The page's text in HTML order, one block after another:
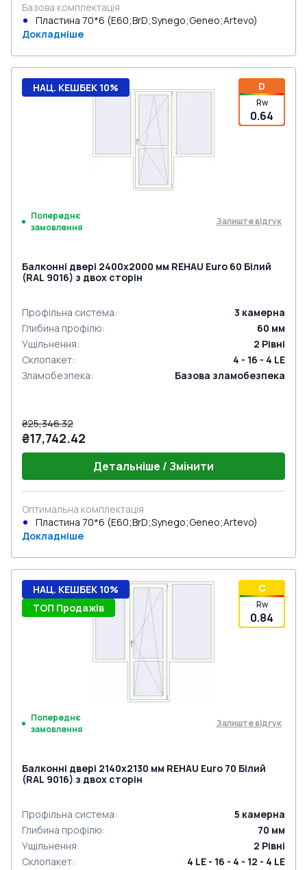
Базова комплектація
Пластина 70*6 (E60;BrD;Synego;Geneo;Artevo)
Докладніше
D
Rw
0.64
НАЦ. КЕШБЕК 10%
Попереднє
замовлення
Залиште відгук
Балконні двері 2400x2000 мм REHAU Euro 60 Білий
(RAL 9016) з двох сторін
Профільна система: 3 камерна
Глибина профілю: 60 мм
Ущільнення: 2 Рівні
Склопакет:
4 - 16 - 4 LE
Зламобезпека: Базова зламобезпека
₴25,346.32
₴17,742.42
Детальніше / Змінити
Оптимальна комплектація
Пластина 70*6 (E60;BrD;Synego;Geneo;Artevo)
Докладніше
C
Rw
0.84
НАЦ. КЕШБЕК 10%
ТОП Продажів
Попереднє
замовлення
Залиште відгук
Балконні двері 2140x2130 мм REHAU Euro 70 Білий
(RAL 9016) з двох сторін
Профільна система: 5 камерна
Глибина профілю: 70 мм
Ущільнення: 2 Рівні
Склопакет: 4 LE - 16 - 4 - 12 - 4 LE